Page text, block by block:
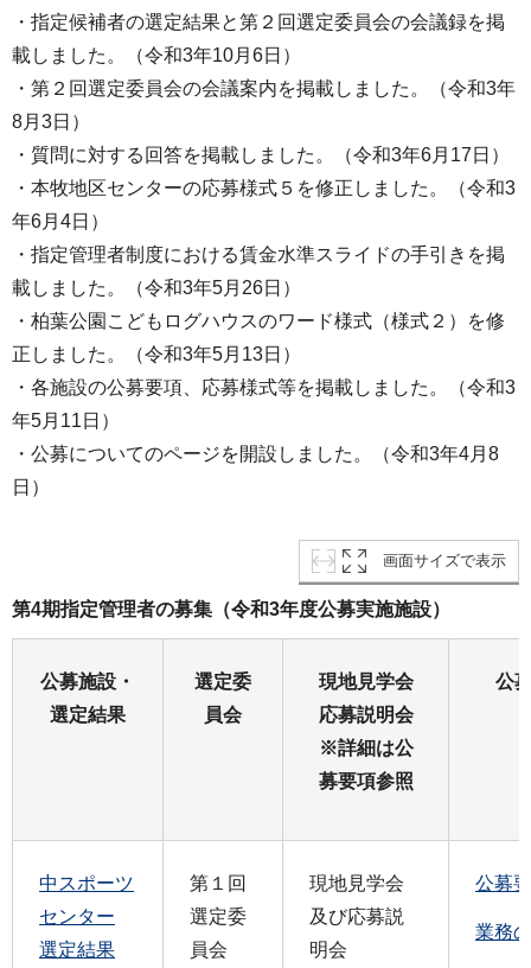
・指定候補者の選定結果と第２回選定委員会の会議録を掲
載しました。（令和3年10月6日）
・第２回選定委員会の会議案内を掲載しました。（令和3年
8月3日）
・質問に対する回答を掲載しました。（令和3年6月17日）
・本牧地区センターの応募様式５を修正しました。（令和3
年6月4日）
・指定管理者制度における賃金水準スライドの手引きを掲
載しました。（令和3年5月26日）
・柏葉公園こどもログハウスのワード様式（様式２）を修
正しました。（令和3年5月13日）
・各施設の公募要項、応募様式等を掲載しました。（令和3
年5月11日）
・公募についてのページを開設しました。（令和3年4月8
日）
画面サイズで表示
第4期指定管理者の募集（令和3年度公募実施施設）
公募施設・
選定結果
選定委
員会
現地見学会
応募説明会
※詳細は公
募要項参照
公
中スポーツ
センター
選定結果
第１回
選定委
員会
現地見学会
及び応募説
明会
公募
業務